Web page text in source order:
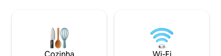
você pode comprar pizzas para viagem
ou saborear coquetéis à beira da piscina
sem precisar dirigir.